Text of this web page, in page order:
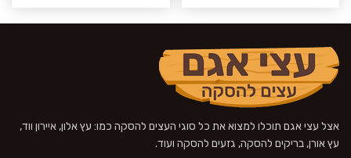
אצל עצי אגם תוכלו למצוא את כל סוגי העצים להסקה כמו: עץ אלון, איירון ווד,
עץ אורן, בריקים להסקה, גזעים להסקה ועוד.